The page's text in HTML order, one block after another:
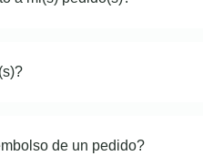
de un pedido?